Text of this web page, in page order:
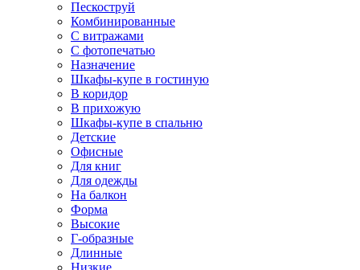
Пескоструй
Комбинированные
С витражами
С фотопечатью
Назначение
Шкафы-купе в гостиную
В коридор
В прихожую
Шкафы-купе в спальню
Детские
Офисные
Для книг
Для одежды
На балкон
Форма
Высокие
Г-образные
Длинные
Низкие